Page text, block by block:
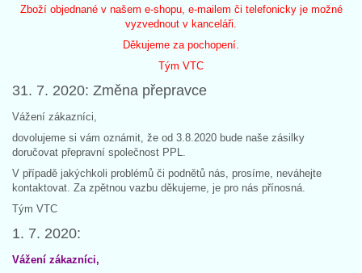
Zboží objednané v našem e-shopu, e-mailem či telefonicky je možné
vyzvednout v kanceláři.
Děkujeme za pochopení.
Tým VTC
31. 7. 2020: Změna přepravce
Vážení zákazníci,
dovolujeme si vám oznámit, že od 3.8.2020 bude naše zásilky
doručovat přepravní společnost PPL.
V případě jakýchkoli problémů či podnětů nás, prosíme, neváhejte
kontaktovat. Za zpětnou vazbu děkujeme, je pro nás přínosná.
Tým VTC
1. 7. 2020:
Vážení zákazníci,